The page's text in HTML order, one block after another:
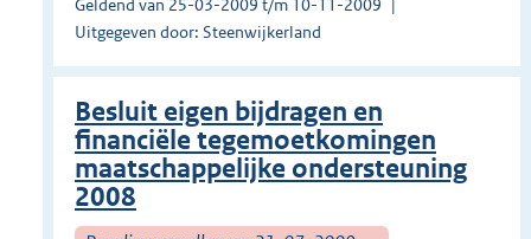
Geldend van 25-03-2009 t/m 10-11-2009
Uitgegeven door: Steenwijkerland
Besluit eigen bijdragen en
financiële tegemoetkomingen
maatschappelijke ondersteuning
2008